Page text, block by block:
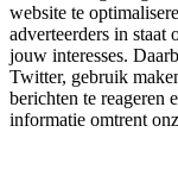
website te
adverteerders in staat
jouw interesses.
Twitter, gebruik
berichten te reageren
informatie omtrent